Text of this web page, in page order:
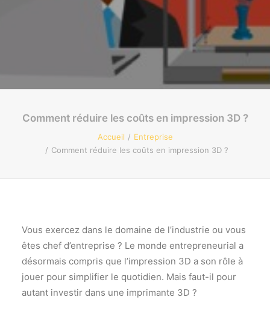
Comment réduire les coûts en impression 3D ?
Accueil
Entreprise
Comment réduire les coûts en impression 3D ?
Vous exercez dans le domaine de l’industrie ou vous
êtes chef d’entreprise ? Le monde entrepreneurial a
désormais compris que l’impression 3D a son rôle à
jouer pour simplifier le quotidien. Mais faut-il pour
autant investir dans une imprimante 3D ?